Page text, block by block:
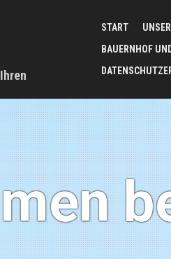
START
BAUERNHOF